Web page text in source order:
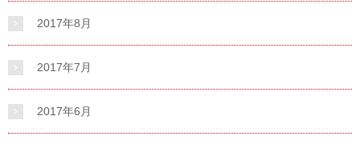
2017年8月
2017年7月
2017年6月